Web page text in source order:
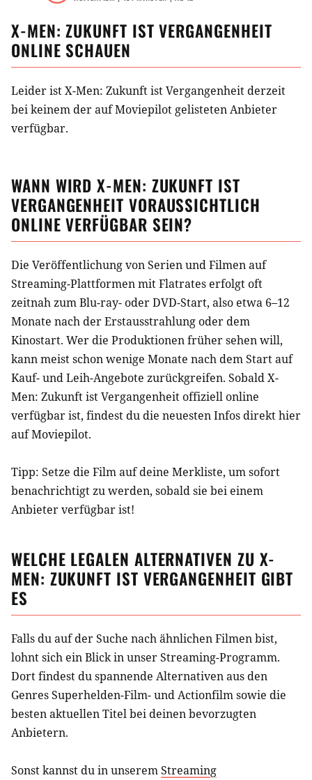
X-MEN: ZUKUNFT IST VERGANGENHEIT
ONLINE SCHAUEN
Leider ist X-Men: Zukunft ist Vergangenheit derzeit
bei keinem der auf Moviepilot gelisteten Anbieter
verfügbar.
WANN WIRDX-MEN: ZUKUNFT IST
VERGANGENHEIT VORAUSSICHTLICH
ONLINE VERFÜGBAR SEIN?
Die Veröffentlichung von Serien und Filmen auf
Streaming-Plattformen mit Flatrates erfolgt oft
zeitnah zum Blu-ray- oder DVD-Start, also etwa 6–12
Monate nach der Erstausstrahlung oder dem
Kinostart. Wer die Produktionen früher sehen will,
kann meist schon wenige Monate nach dem Start auf
Kauf- und Leih-Angebote zurückgreifen. SobaldX-
Men: Zukunft ist Vergangenheit offiziell online
verfügbar ist, findest du die neuesten Infos direkt hier
auf Moviepilot.
Tipp: Setze die Filmauf deine Merkliste, um sofort
benachrichtigt zu werden, sobald sie bei einem
Anbieter verfügbar ist!
WELCHE LEGALEN ALTERNATIVEN ZU X-
MEN: ZUKUNFT IST VERGANGENHEIT GIBT
ES
Falls du auf der Suche nach ähnlichenFilmenbist,
lohnt sich ein Blick in unser Streaming-Programm.
Dort findest du spannende Alternativen aus den
Genres Superhelden-Film- und Actionfilmsowie die
besten aktuellen Titel bei deinen bevorzugten
Anbietern.
Sonst kannst du in unseremStreaming